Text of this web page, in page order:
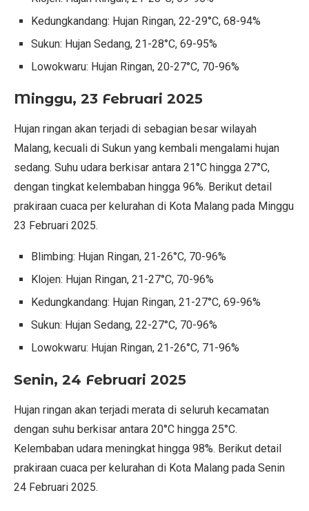
Kedungkandang: Hujan Ringan, 22-29°C, 68-94%
Sukun: Hujan Sedang, 21-28°C, 69-95%
Lowokwaru: Hujan Ringan, 20-27°C, 70-96%
Minggu, 23 Februari 2025
Hujan ringan akan terjadi di sebagian besar wilayah
Malang, kecuali di Sukun yang kembali mengalami hujan
sedang. Suhu udara berkisar antara 21°C hingga 27°C,
dengan tingkat kelembaban hingga 96%. Berikut detail
prakiraan cuaca per kelurahan di Kota Malang pada Minggu
23 Februari 2025.
Blimbing: Hujan Ringan, 21-26°C, 70-96%
Klojen: Hujan Ringan, 21-27°C, 70-96%
Kedungkandang: Hujan Ringan, 21-27°C, 69-96%
Sukun: Hujan Sedang, 22-27°C, 70-96%
Lowokwaru: Hujan Ringan, 21-26°C, 71-96%
Senin, 24 Februari 2025
Hujan ringan akan terjadi merata di seluruh kecamatan
dengan suhu berkisar antara 20°C hingga 25°C.
Kelembaban udara meningkat hingga 98%. Berikut detail
prakiraan cuaca per kelurahan di Kota Malang pada Senin
24 Februari 2025.